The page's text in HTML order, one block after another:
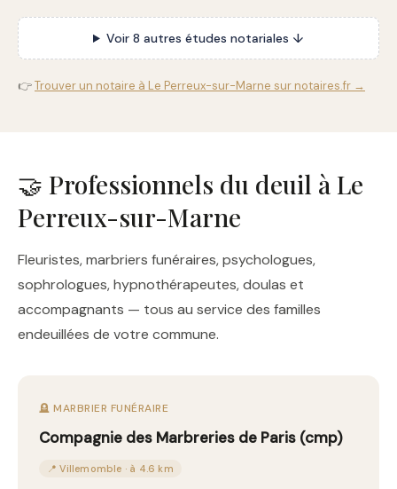
Voir 8 autres études notariales ↓
👉Trouver un notaire à Le Perreux-sur-Marne sur notaires.fr →
🤝 Professionnels du deuil à Le
Perreux-sur-Marne
Fleuristes, marbriers funéraires, psychologues,
sophrologues, hypnothérapeutes, doulas et
accompagnants — tous au service des familles
endeuillées de votre commune.
🪦 MARBRIER FUNÉRAIRE
Compagnie des Marbreries de Paris (cmp)
📍 Villemomble · à 4.6 km